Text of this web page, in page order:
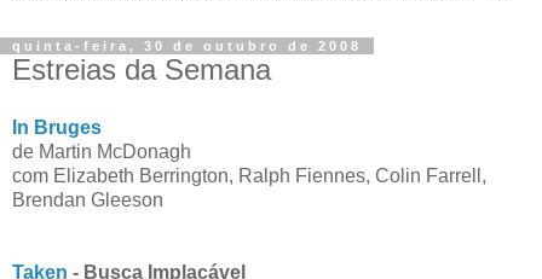
quinta-feira, 30 de outubro de 2008
Estreias da Semana
In Bruges
de Martin McDonagh
com Elizabeth Berrington, Ralph Fiennes, Colin Farrell,
Brendan Gleeson
Taken - Busca Implacável